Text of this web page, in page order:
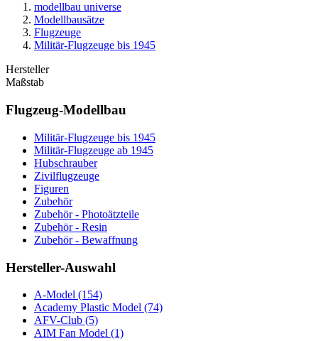
modellbau universe
Modellbausätze
Flugzeuge
Militär-Flugzeuge bis 1945
Hersteller
Maßstab
Flugzeug-Modellbau
Militär-Flugzeuge bis 1945
Militär-Flugzeuge ab 1945
Hubschrauber
Zivilflugzeuge
Figuren
Zubehör
Zubehör - Photoätzteile
Zubehör - Resin
Zubehör - Bewaffnung
Hersteller-Auswahl
A-Model (154)
Academy Plastic Model (74)
AFV-Club (5)
AIM Fan Model (1)